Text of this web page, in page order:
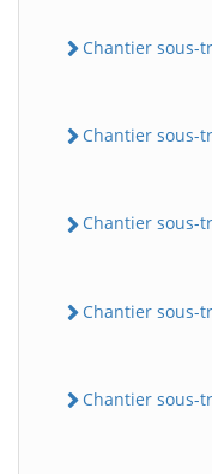
Chantier sous-
Chantier sous-
Chantier sous-
Chantier sous-
Chantier sous-